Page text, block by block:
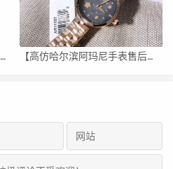
qp奢侈品官网【qp奢侈品官网男鞋】 【高仿哈尔滨阿玛尼手表售后维修中心】